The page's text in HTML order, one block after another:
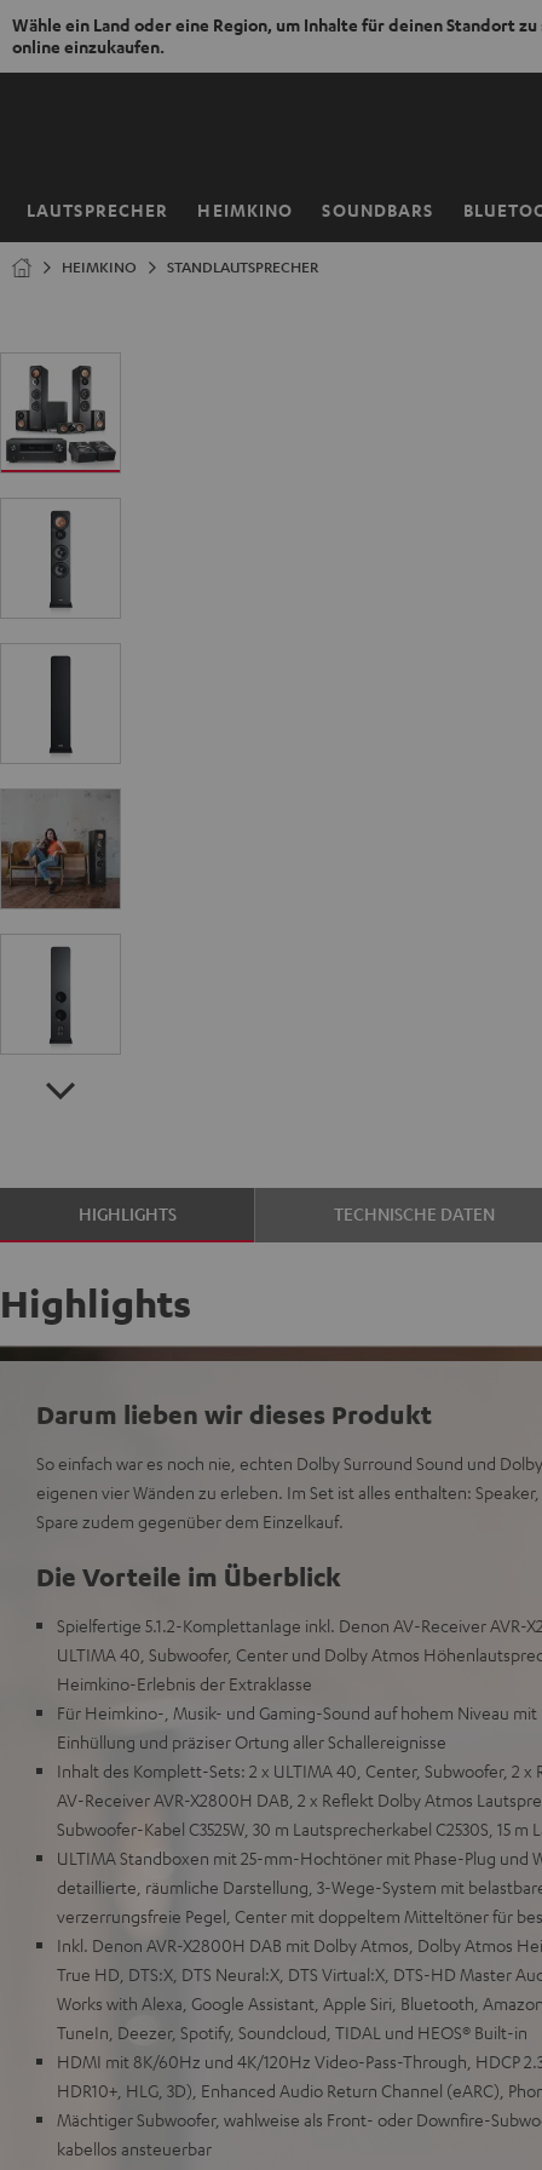
Wähle ein Land oder eine Region, um Inhalte für deinen Standort zu
online einzukaufen.
ZUM
LAUTSPRECHER HEIMKINO SOUNDBARS
Startseite
HEIMKINO STANDLAUTSPRECHER
HIGHLIGHTS TECHNISCHE DATEN
Highlights
Darum lieben wir dieses Produkt
So einfach war es noch nie, echten Dolby Surround Sound und
eigenen vier Wänden zu erleben. Im Set ist alles enthalten:
Spare zudem gegenüber dem Einzelkauf.
Die Vorteile im Überblick
Spielfertige 5.1.2-Komplettanlage inkl. Denon AV-Receiver AVR-
ULTIMA 40, Subwoofer, Center und Dolby Atmos
Heimkino-Erlebnis der Extraklasse
Für Heimkino-, Musik- und Gaming-Sound auf hohem Niveau
Einhüllung und präziser Ortung aller Schallereignisse
Inhalt des Komplett-Sets: 2 x ULTIMA 40, Center, Subwoofer, 2 x
AV-Receiver AVR-X2800H DAB, 2 x Reflekt Dolby Atmos
Subwoofer-Kabel C3525W, 30 m Lautsprecherkabel C2530S, 15 m
ULTIMA Standboxen mit 25-mm-Hochtöner mit Phase-Plug und
detaillierte, räumliche Darstellung, 3-Wege-System mit
verzerrungsfreie Pegel, Center mit doppeltem Mitteltöner für
Inkl. Denon AVR-X2800H DAB mit Dolby Atmos, Dolby Atmos
True HD, DTS:X, DTS Neural:X, DTS Virtual:X, DTS-HD Master
Works with Alexa, Google Assistant, Apple Siri, Bluetooth,
TuneIn, Deezer, Spotify, Soundcloud, TIDAL und HEOS® Built-in
HDMI mit 8K/60Hz und 4K/120Hz Video-Pass-Through, HDCP
HDR10+, HLG, 3D), Enhanced Audio Return Channel (eARC),
Mächtiger Subwoofer, wahlweise als Front- oder Downfire-
kabellos ansteuerbar